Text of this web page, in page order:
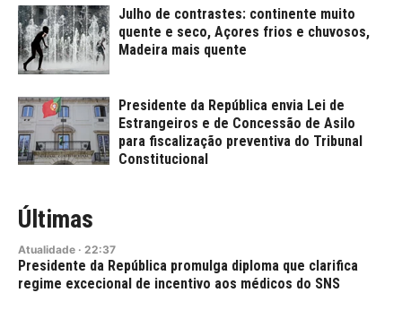
Julho de contrastes: continente muito
quente e seco, Açores frios e chuvosos,
Madeira mais quente
Presidente da República envia Lei de
Estrangeiros e de Concessão de Asilo
para fiscalização preventiva do Tribunal
Constitucional
Últimas
Atualidade · 22:37
Presidente da República promulga diploma que clarifica
regime excecional de incentivo aos médicos do SNS